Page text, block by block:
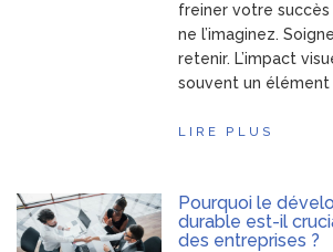
freiner votre
ne l’imaginez.
retenir. L’impact
souvent un élément
LIRE PLUS
Pourquoi le
durable est-il
des entreprises ?